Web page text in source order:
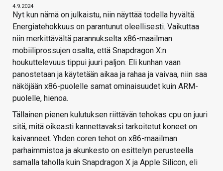
4.9.2024
Nyt kun nämä on julkaistu, niin näyttää todella hyvältä.
Energiatehokkuus on parantunut oleellisesti. Vaikuttaa
niin merkittävältä parannukselta x86-maailman
mobiiliprossujen osalta, että Snapdragon X:n
houkuttelevuus tippui juuri paljon. Eli kunhan vaan
panostetaan ja käytetään aikaa ja rahaa ja vaivaa, niin saa
näköjään x86-puolelle samat ominaisuudet kuin ARM-
puolelle, hienoa.
Tällainen pienen kulutuksen riittävän tehokas cpu on juuri
sitä, mitä oikeasti kannettavaksi tarkoitetut koneet on
kaivanneet. Yhden coren tehot on x86-maailman
parhaimmistoa ja akunkesto on esittelyn perusteella
samalla taholla kuin Snapdragon X ja Apple Silicon, eli